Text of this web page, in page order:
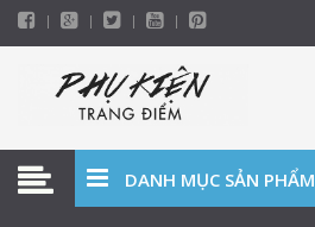
DANH MỤC SẢN PHẨM